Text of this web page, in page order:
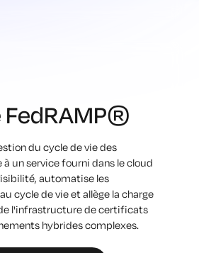
du cycle de vie des
un service fourni dans le cloud
automatise les
cycle de vie et allège la charge
l'infrastructure de certificats
hybrides complexes.